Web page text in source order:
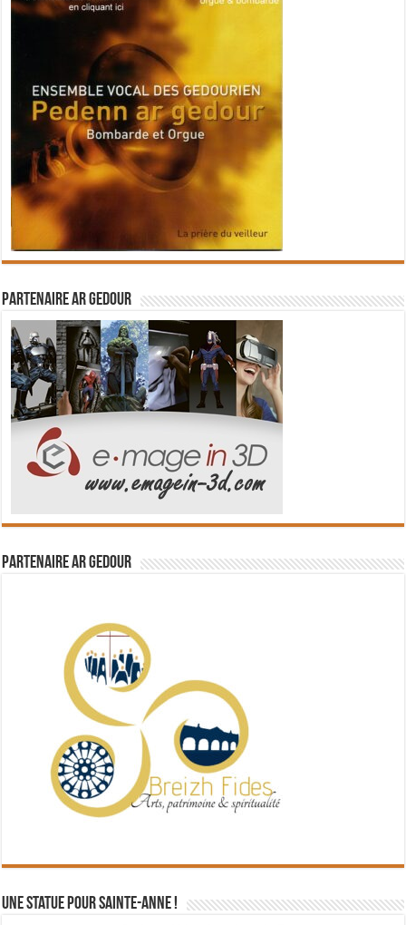
Partenaire Ar Gedour
Partenaire Ar Gedour
Une statue pour Sainte-Anne !